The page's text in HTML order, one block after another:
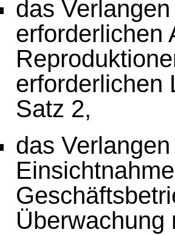
das
erforderlichen
erforderlichen
Satz 2,
das
Überwachung